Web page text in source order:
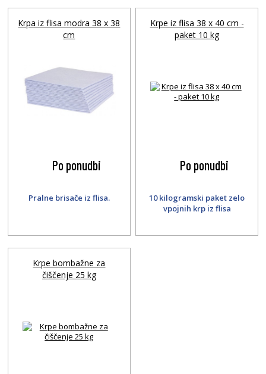
Krpa iz flisa modra 38 x 38
cm
Po ponudbi
Pralne brisače iz flisa.
Krpe iz flisa 38 x 40 cm -
paket 10 kg
Po ponudbi
10 kilogramski paket zelo
vpojnih krp iz flisa
Krpe bombažne za
čiščenje 25 kg